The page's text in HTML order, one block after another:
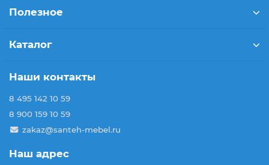
Полезное
Каталог
Наши контакты
8 495 142 10 59
8 900 159 10 59
zakaz@santeh-mebel.ru
Наш адрес